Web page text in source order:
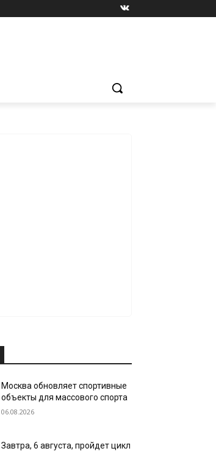
Москва обновляет спортивные
объекты для массового спорта
06.08.2026
Завтра, 6 августа, пройдет цикл